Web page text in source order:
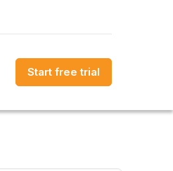
Start free trial